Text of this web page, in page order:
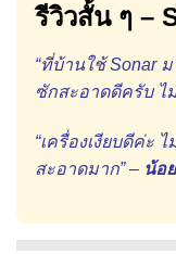
รีวิวสั้น ๆ –
“ที่บ้านใช้ Sonar
ซักสะอาดดีครับ ไ
“เครื่องเงียบดีค่ะ
สะอาดมาก” – น้อ